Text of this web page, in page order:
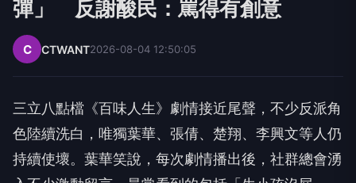
彈」 反謝酸民：罵得有創意
C CTWANT2026-08-04 12:50:05
三立八點檔《百味人生》劇情接近尾聲，不少反派角
色陸續洗白，唯獨葉華、張倩、楚翔、李興文等人仍
持續使壞。葉華笑說，每次劇情播出後，社群總會湧